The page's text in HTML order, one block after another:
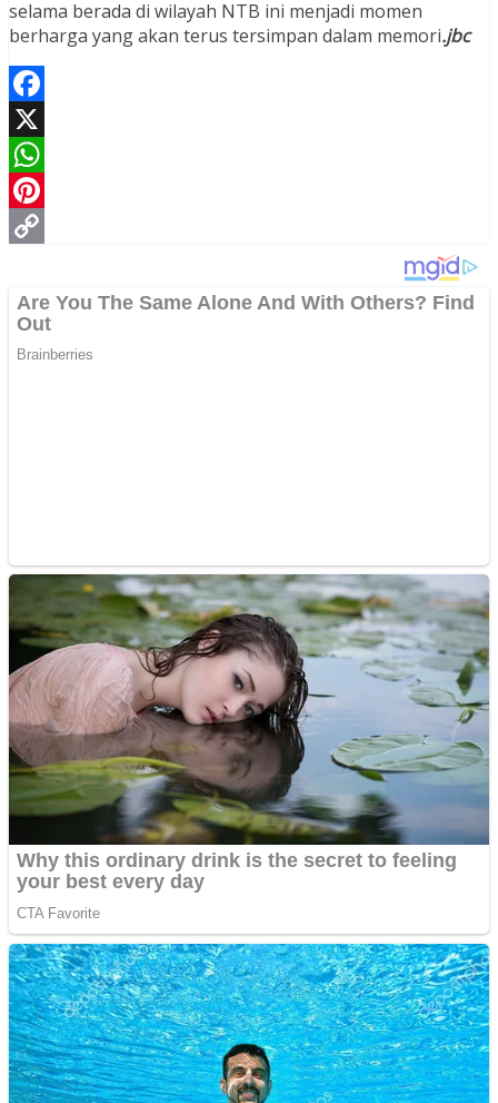
selama berada di wilayah NTB ini menjadi momen
berharga yang akan terus tersimpan dalam memori.jbc
Facebook
X
WhatsApp
Pinterest
Link